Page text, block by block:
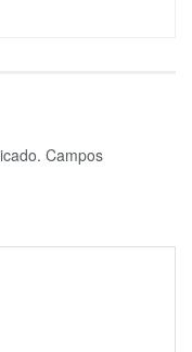
Campos